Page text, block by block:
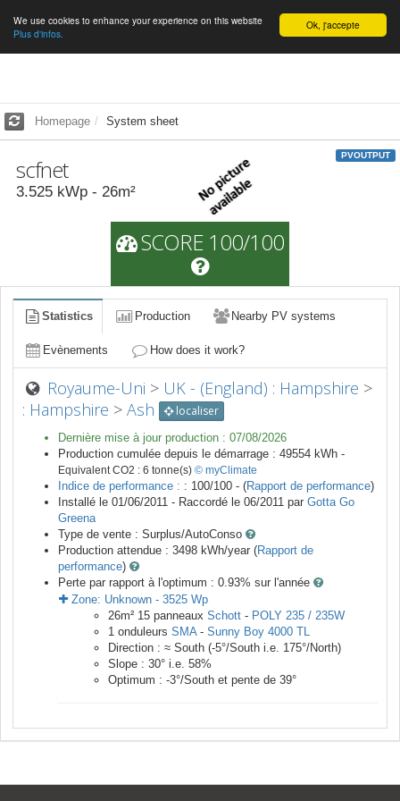
English Ok, j'accepte
We use cookies to enhance your experience on this website
Plus d'infos.
Homepage System sheet
scfnet
3.525 kWp - 26m²
PVOUTPUT
SCORE 100/100
Statistics Production Nearby PV systems
Evènements How does it work?
Royaume-Uni > UK - (England) : Hampshire >
: Hampshire > Ash localiser
Dernière mise à jour production : 07/08/2026
Production cumulée depuis le démarrage : 49554 kWh -
Equivalent CO2 : 6 tonne(s) © myClimate
Indice de performance : : 100/100 - (Rapport de performance)
Installé le 01/06/2011 - Raccordé le 06/2011 par Gotta Go
Greena
Type de vente : Surplus/AutoConso
Production attendue : 3498 kWh/year (Rapport de
performance)
Perte par rapport à l'optimum : 0.93% sur l'année
Zone: Unknown - 3525 Wp
26m² 15 panneaux Schott - POLY 235 / 235W
1 onduleurs SMA- Sunny Boy 4000 TL
Direction : ≈ South (-5°/South i.e. 175°/North)
Slope : 30° i.e. 58%
Optimum : -3°/South et pente de 39°